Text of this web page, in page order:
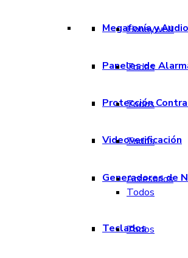
Megafonía y
Honeywell
Paneles de
Todos
Protección
Todos
Videoverificación
Todos
Generadores de
Accesorios
Todos
Teclados
Todos